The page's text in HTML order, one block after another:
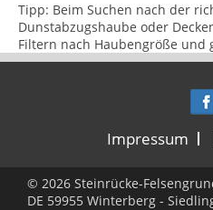
Tipp: Beim Suchen nach der
Dunstabzugshaube oder
Filtern nach Haubengröße und
Impressum
© 2026 Steinrücke-
DE 59955 Winterberg -